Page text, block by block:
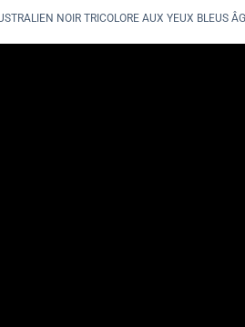
NOIR TRICOLORE AUX YEUX BLEUS